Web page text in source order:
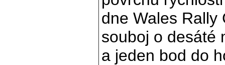
dne Wales Rally
souboj o desáté
a jeden bod do